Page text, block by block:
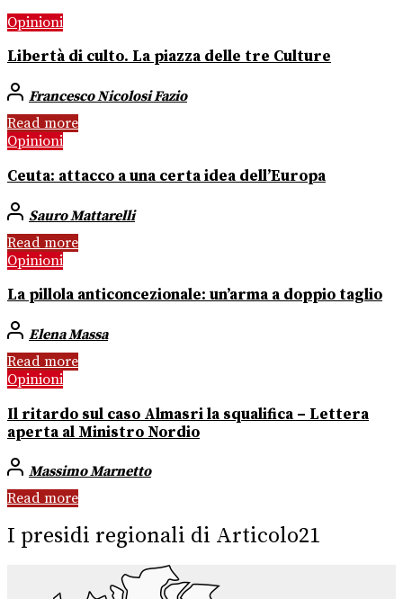
Opinioni
Libertà di culto. La piazza delle tre Culture
Francesco Nicolosi Fazio
Read more
Opinioni
Ceuta: attacco a una certa idea dell’Europa
Sauro Mattarelli
Read more
Opinioni
La pillola anticoncezionale: un’arma a doppio taglio
Elena Massa
Read more
Opinioni
Il ritardo sul caso Almasri la squalifica – Lettera
aperta al Ministro Nordio
Massimo Marnetto
Read more
I presidi regionali di Articolo21